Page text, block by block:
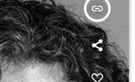
insert_link